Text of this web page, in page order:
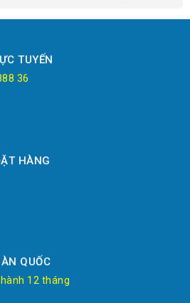
TUYẾN
36
HÀNG
QUỐC
12 tháng